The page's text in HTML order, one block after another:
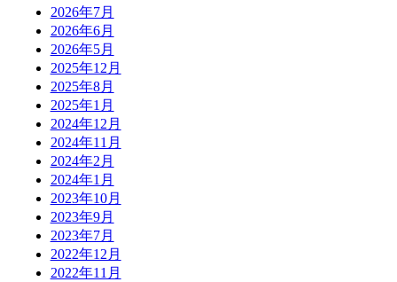
2026年7月
2026年6月
2026年5月
2025年12月
2025年8月
2025年1月
2024年12月
2024年11月
2024年2月
2024年1月
2023年10月
2023年9月
2023年7月
2022年12月
2022年11月